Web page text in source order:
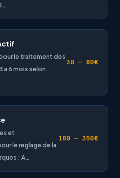
le traitement des
a 6 mois selon
30 — 80€
et
le reglage de la
: A…
180 — 350€